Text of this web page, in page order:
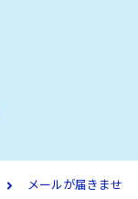
メールが届きません